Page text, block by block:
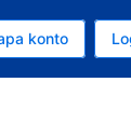
konto